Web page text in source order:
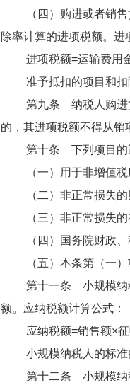
（四）购进或者销售货
除率计算的进项税额。进
进项税额=运输费用
准予抵扣的项目和扣
第九条 纳税人购进货
的，其进项税额不得从销
第十条 下列项目的进
（一）用于非增值税应
（二）非正常损失的
（三）非正常损失的在
（四）国务院财政、税
（五）本条第（一）项
第十一条 小规模纳税
额。应纳税额计算公式：
应纳税额=销售额×征
小规模纳税人的标准由
第十二条 小规模纳税